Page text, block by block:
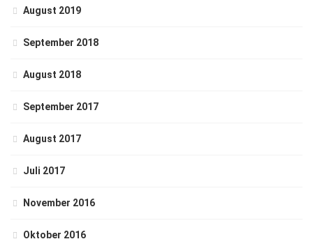
August 2019
September 2018
August 2018
September 2017
August 2017
Juli 2017
November 2016
Oktober 2016